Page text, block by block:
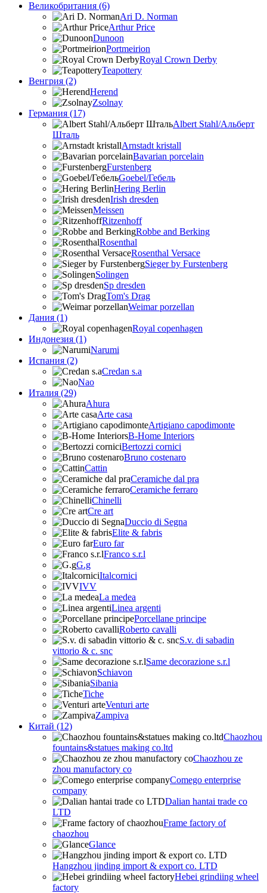
Великобритания (6)
Ari D. Norman
Arthur Price
Dunoon
Portmeirion
Royal Crown Derby
Teapottery
Венгрия (2)
Herend
Zsolnay
Германия (17)
Albert Stahl/Альбеpт
Шталь
Arnstadt kristall
Bavarian porcelain
Furstenberg
Goebel/Гебель
Hering Berlin
Irish dresden
Meissen
Ritzenhoff
Robbe and Berking
Rosenthal
Rosenthal Versace
Sieger by Furstenberg
Solingen
Sp dresden
Tom's Drag
Weimar porzellan
Дания (1)
Royal copenhagen
Индонезия (1)
Narumi
Испания (2)
Credan s.a
Nao
Италия (29)
Ahura
Arte casa
Artigiano capodimonte
B-Home Interiors
Bertozzi cornici
Bruno costenaro
Cattin
Ceramiche dal pra
Ceramiche ferraro
Chinelli
Cre art
Duccio di Segna
Elite & fabris
Euro far
Franco s.r.l
G.g
Italcornici
IVV
La medea
Linea argenti
Porcellane principe
Roberto cavalli
S.v. di sabadin
vittorio & c. snc
Same decorazione s.r.l
Schiavon
Sibania
Tiche
Venturi arte
Zampiva
Китай (12)
Chaozhou
fountains&statues making co.ltd
Chaozhou ze
zhou manufactory co
Comego enterprise
company
Dalian hantai trade co
LTD
Frame factory of
chaozhou
Glance
Hangzhou jinding import & export co. LTD
Hebei grindiing wheel
factory